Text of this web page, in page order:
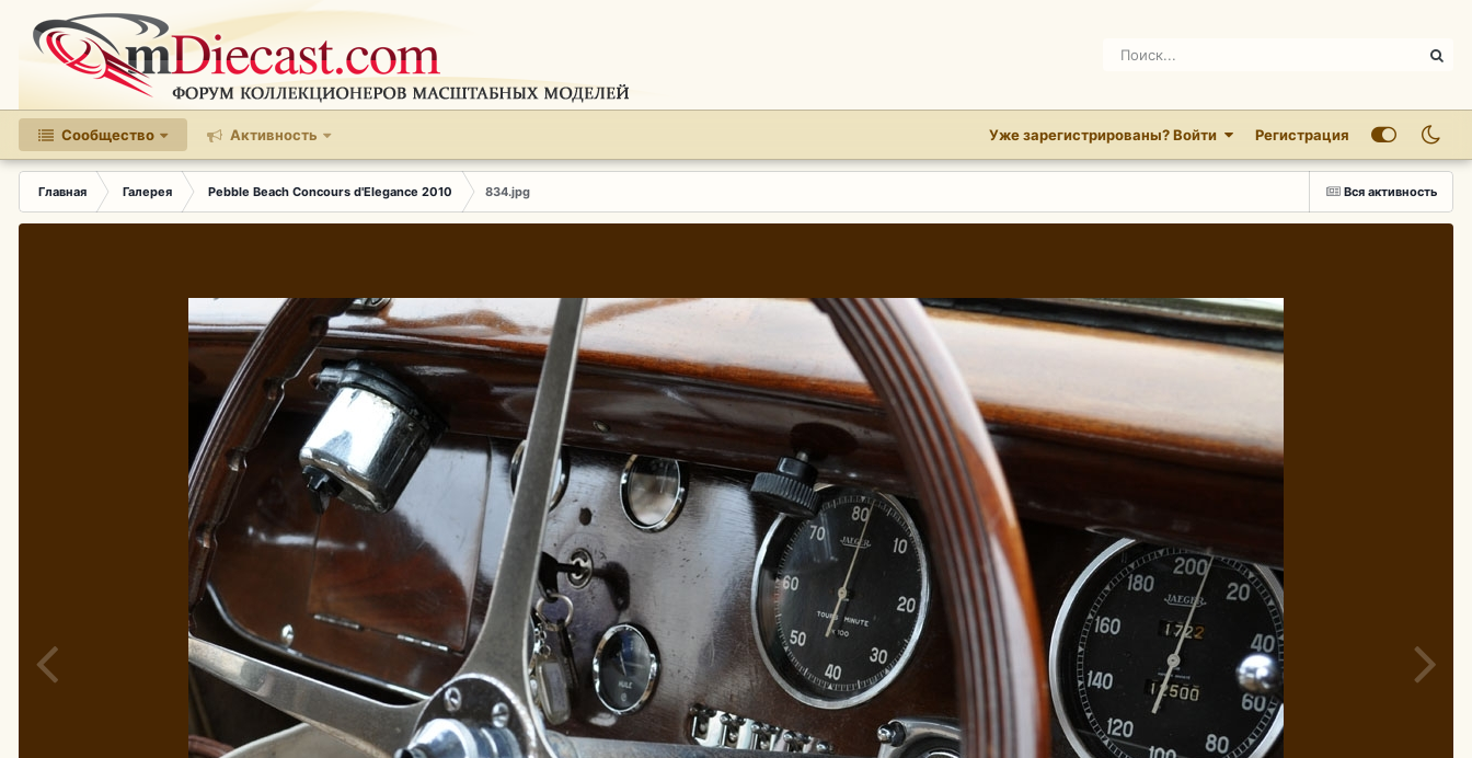
Сообщество Активность Уже зарегистрированы? Войти Регистрация
Вся активность
Главная Галерея Pebble Beach Concours d'Elegance 2010 834.jpg